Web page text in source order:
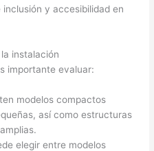
y accesibilidad en
instalación
importante evaluar:
modelos compactos
así como estructuras
elegir entre modelos